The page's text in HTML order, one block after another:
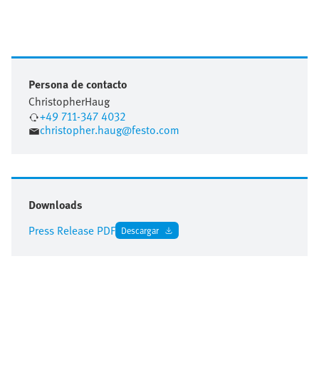
Persona de contacto
ChristopherHaug
+49 711-347 4032
christopher.haug@festo.com
Downloads
Press Release PDF Descargar